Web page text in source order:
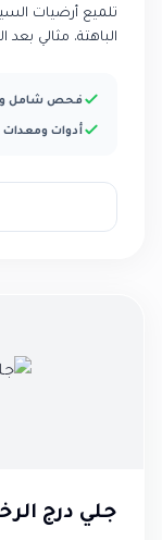
تلميع أرضيات
الباهتة. مثالي بعد
فحص شامل
أدوات
جلي درج